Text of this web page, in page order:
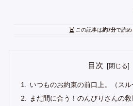
この記事は約7分で読め
目次
いつものお約束の前口上。（スル
まだ間に合う！のんびりさんの